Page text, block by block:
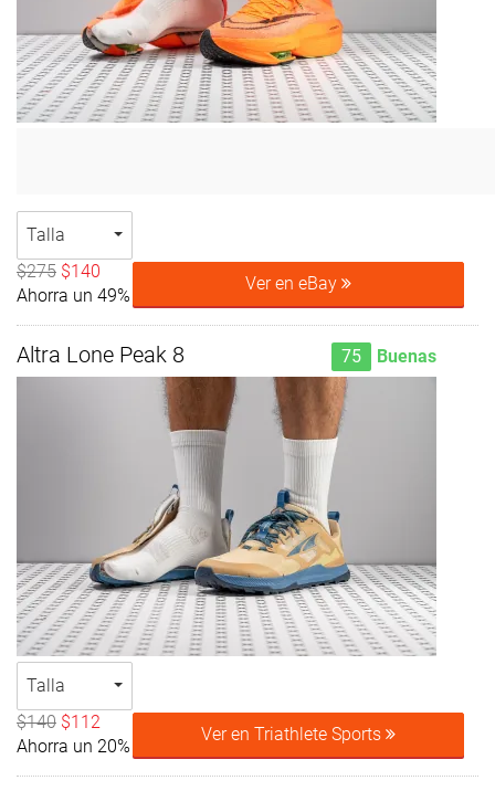
Talla
$275 $140
Ahorra un 49%
Ver en eBay
Altra Lone Peak 8 75 Buenas
Talla
$140 $112
Ahorra un 20%
Ver en Triathlete Sports